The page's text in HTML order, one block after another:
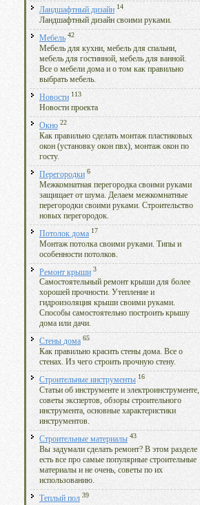
Ландшафтный дизайн 14
Ландшафтный дизайн своими руками.
Мебель 42
Мебель для кухни, мебель для спальни,
мебель для гостинной, мебель для ванной.
Все о мебели дома и о том как правильно
выбрать мебель.
Новости 113
Новости проекта
Окно 22
Как правильно сделать монтаж пластиковых
окон (установку окон пвх), монтаж окон по
госту.
Перегородки 6
Межкомнатная перегородка своими руками
защищает от шума. Делаем межкомнатные
перегородки своими руками. Строительство
новых перегородок.
Потолок дома 17
Монтаж потолка своими руками. Типы и
особенности потолков.
Ремонт крыши 3
Самостоятельный ремонт крыши для более
хорошей прочности. Утепление и
гидроизоляция крыши своими руками.
Способы самостоятельно построить крышу
дома или дачи.
Стены дома 65
Как правильно красить стены дома. Все о
стенах. Из чего строить прочную стену.
Строительные инструменты 16
Статьи об инструменте и электроинструменте,
советы экспертов, обзоры строительного
инструмента, основные характеристики
инструментов.
Строительные материалы 43
Вы задумали сделать ремонт? В этом разделе
есть все про самые популярные строительные
материалы и не очень, советы по их
использованию.
Теплый пол 39